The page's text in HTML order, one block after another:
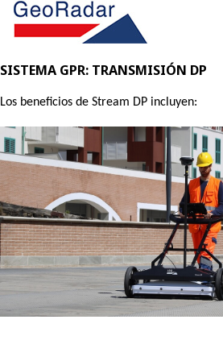
SISTEMA GPR: TRANSMISIÓN DP
Los beneficios de Stream DP incluyen: